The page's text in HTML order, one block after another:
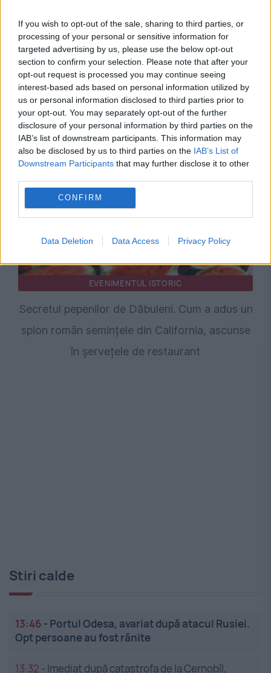
If you wish to opt-out of the sale, sharing to third parties, or
processing of your personal or sensitive information for
targeted advertising by us, please use the below opt-out
section to confirm your selection. Please note that after your
opt-out request is processed you may continue seeing
interest-based ads based on personal information utilized by
us or personal information disclosed to third parties prior to
your opt-out. You may separately opt-out of the further
disclosure of your personal information by third parties on the
IAB’s list of downstream participants. This information may
also be disclosed by us to third parties on the IAB’s List of
Downstream Participants that may further disclose it to other
CONFIRM
Data Deletion Data Access Privacy Policy
Recomandările noastre
EVENIMENTUL ISTORIC
Secretul pepenilor de Dăbuleni. Cum a adus un
spion român semințele din California, ascunse
în șervețele de restaurant
Stiri calde
13:46 - Portul Odesa, avariat după atacul Rusiei.
Opt persoane au fost rănite
13:32 - Imediat după catastrofa de la Cernobîl,